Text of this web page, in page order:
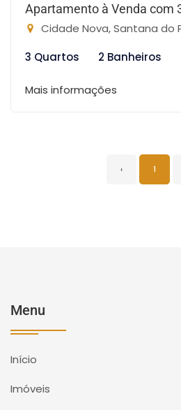
Apartamento à Venda com
Cidade Nova, Santana do
3 Quartos
2 Banheiros
Mais informações
‹ 1
Menu
Início
Imóveis